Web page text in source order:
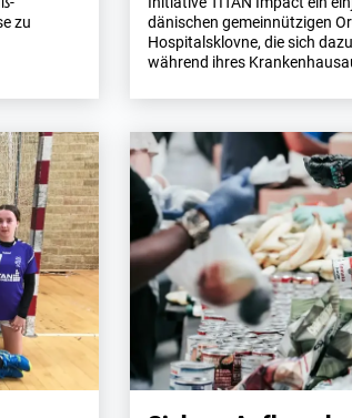
zu
dänischen gemeinnützigen
Hospitalsklovne, die sich
während ihres